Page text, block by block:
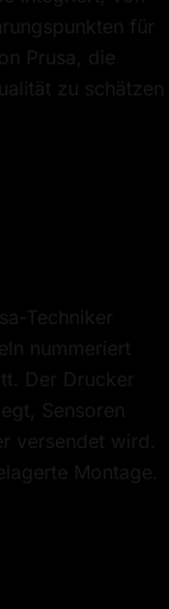
für
Prusa, die
zu schätzen
Techniker
nummeriert
Der Drucker
Sensoren
versendet wird.
Montage.